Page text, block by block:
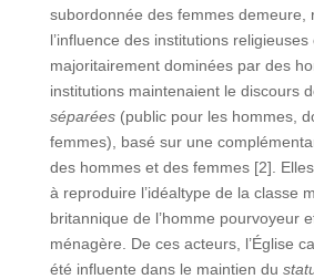
subordonnée des femmes demeure,
l’influence des institutions
majoritairement dominées par des
institutions maintenaient le discours
séparées(public pour les hommes,
femmes), basé sur une
des hommes et des femmes [2].
à reproduire l’idéaltype de la classe
britannique de l’homme pourvoyeur
ménagère. De ces acteurs, l’Église
été influente dans le maintien du